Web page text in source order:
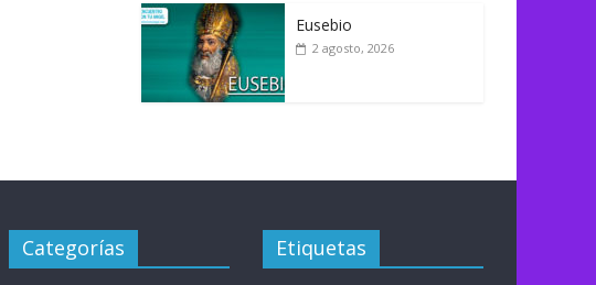
Eusebio
2 agosto, 2026
Categorías Etiquetas